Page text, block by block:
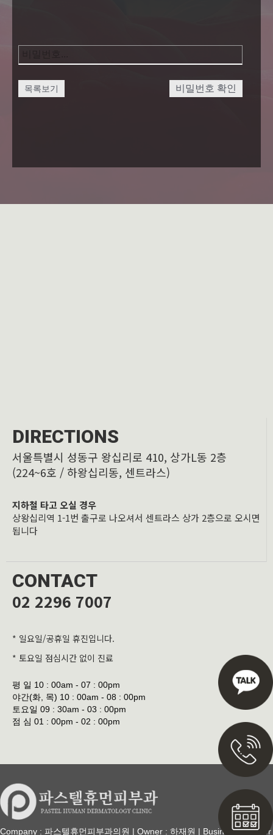
목록보기 비밀번호 확인
DIRECTIONS
서울특별시 성동구 왕십리로 410, 상가L동 2층
(224~6호 / 하왕십리동, 센트라스)
지하철 타고 오실 경우
상왕십리역 1-1번 출구로 나오셔서 센트라스 상가 2층으로 오시면
됩니다
CONTACT
02 2296 7007
* 일요일/공휴일 휴진입니다.
* 토요일 점심시간 없이 진료
평 일 10 : 00am - 07 : 00pm
야간(화, 목) 10 : 00am - 08 : 00pm
토요일 09 : 30am - 03 : 00pm
점 심 01 : 00pm - 02 : 00pm
Company : 파스텔휴먼피부과의원 | Owner : 하재원 | Business Number